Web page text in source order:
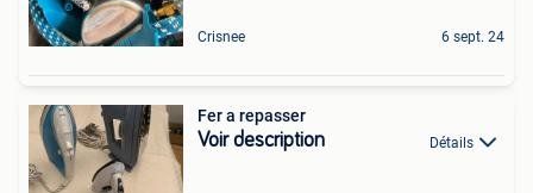
Crisnee 6 sept. 24
Fer a repasser
Voir description Détails